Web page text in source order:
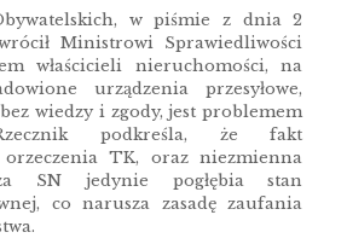
w piśmie z dnia 2
Ministrowi Sprawiedliwości
właścicieli nieruchomości, na
urządzenia przesyłowe,
wiedzy i zgody, jest problemem
podkreśla, że fakt
TK, oraz niezmienna
SN jedynie pogłębia stan
co narusza zasadę zaufania